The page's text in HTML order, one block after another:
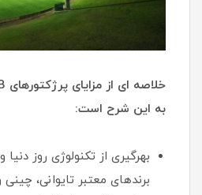
به این شرح است:
بهرگیری از تکنولوژی روز
برندهای معتبر تایوانی،